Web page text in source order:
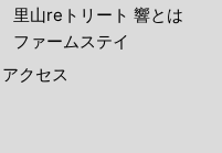
里山reトリート 響とは
ファームステイ
アクセス